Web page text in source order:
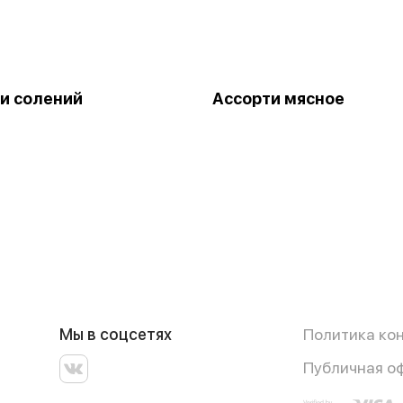
солений Ассорти мясное
Мы в соцсетях
Политика
Публичная